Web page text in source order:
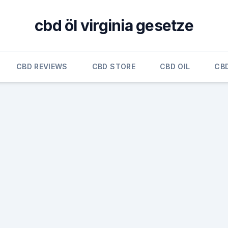
cbd öl virginia gesetze
CBD REVIEWS CBD STORE CBD OIL